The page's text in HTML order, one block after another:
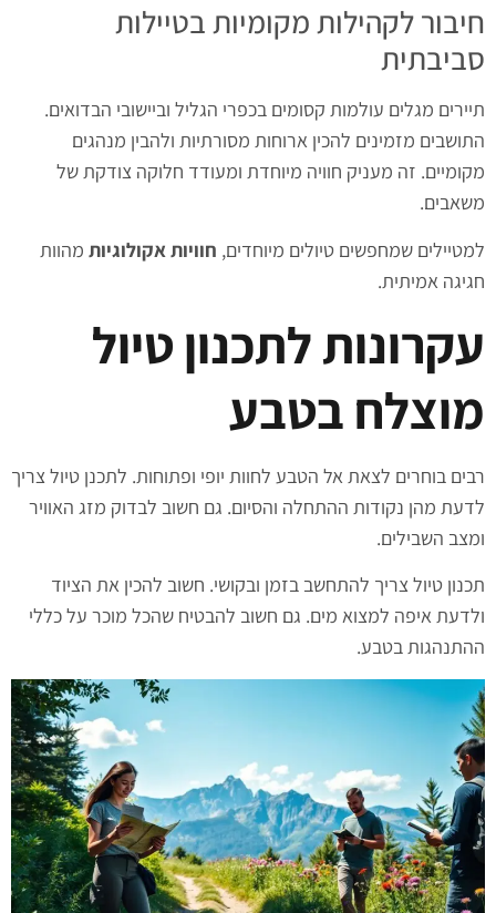
חיבור לקהילות מקומיות בטיילות
סביבתית
תיירים מגלים עולמות קסומים בכפרי הגליל וביישובי הבדואים.
התושבים מזמינים להכין ארוחות מסורתיות ולהבין מנהגים
מקומיים. זה מעניק חוויה מיוחדת ומעודד חלוקה צודקת של
משאבים.
למטיילים שמחפשים טיולים מיוחדים, חוויות אקולוגיות מהוות
חגיגה אמיתית.
עקרונות לתכנון טיול
מוצלח בטבע
רבים בוחרים לצאת אל הטבע לחוות יופי ופתוחות. לתכנן טיול צריך
לדעת מהן נקודות ההתחלה והסיום. גם חשוב לבדוק מזג האוויר
ומצב השבילים.
תכנון טיול צריך להתחשב בזמן ובקושי. חשוב להכין את הציוד
ולדעת איפה למצוא מים. גם חשוב להבטיח שהכל מוכר על כללי
ההתנהגות בטבע.